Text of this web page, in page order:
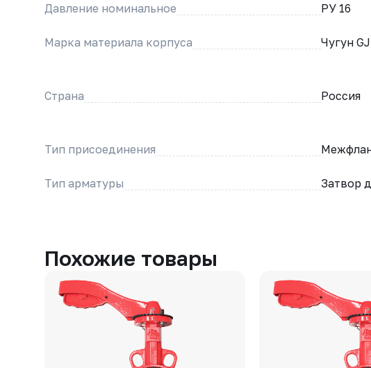
Давление номинальное
РУ 16
Марка материала корпуса Чугун
Страна Россия
Тип присоединения
Тип арматуры
Затвор
Похожие товары